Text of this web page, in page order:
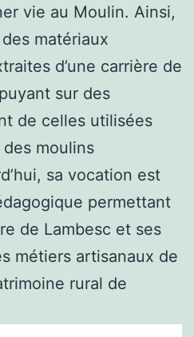
vie au Moulin. Ainsi,
matériaux
d’une carrière de
sur des
de celles utilisées
moulins
sa vocation est
permettant
de Lambesc et ses
métiers artisanaux de
rural de